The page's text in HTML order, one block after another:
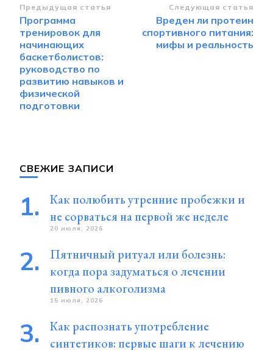
Навигация
по
записям
Предыдущая статья
Программа
тренировок для
начинающих
баскетболистов:
руководство по
развитию навыков и
физической
подготовки
Следующая статья
Вреден ли протеин
спортивного питания:
мифы и реальность
СВЕЖИЕ ЗАПИСИ
Как полюбить утренние пробежки и
не сорваться на первой же неделе
20 июля, 2026
Пятничный ритуал или болезнь:
когда пора задуматься о лечении
пивного алкоголизма
15 июля, 2026
Как распознать употребление
синтетиков: первые шаги к лечению